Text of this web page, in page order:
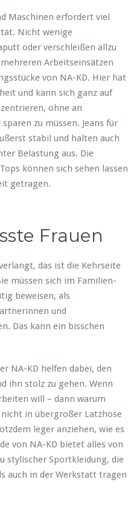
Maschinen erfordert viel
Nicht wenige
oder verschleißen allzu
Arbeitseinsätzen
von NA-KD. Hier hat
und kann sich ganz auf
ohne an
zu müssen. Jeans für
stabil und halten auch
Belastung aus. Die
können sich sehen lassen
getragen.
Frauen
das ist die Kehrseite
müssen sich im Familien-
beweisen, als
und
Das kann ein bisschen
NA-KD helfen dabei, den
ihn stolz zu gehen. Wenn
will – dann warum
nicht in übergroßer Latzhose
leger anziehen, wie es
von NA-KD bietet alles von
stylischer Sportkleidung, die
auch in der Werkstatt tragen